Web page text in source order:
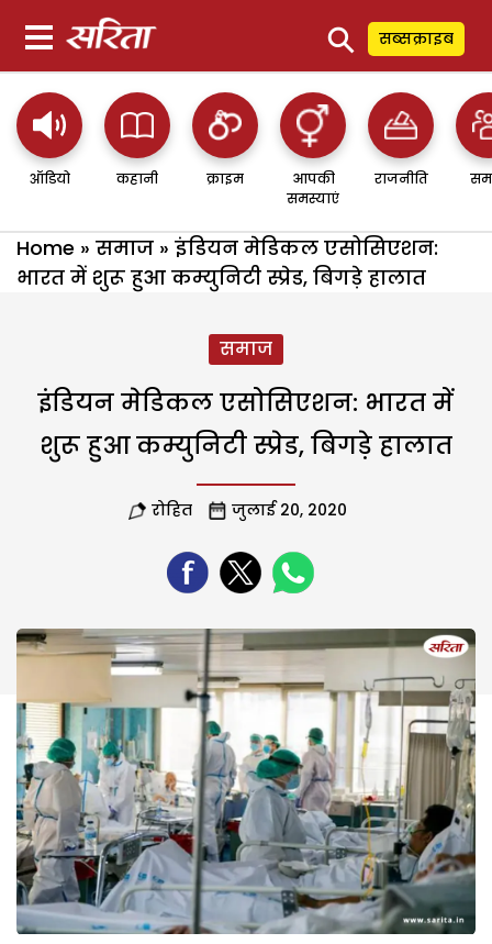
⚲ सब्सक्राइब
ऑडियो कहानी क्राइम
आपकी
समस्याएं
राजनीति
Home » समाज » इंडियन मेडिकल एसोसिएशन:
भारत में शुरू हुआ कम्युनिटी स्प्रेड, बिगड़े हालात
समाज
इंडियन मेडिकल एसोसिएशन: भारत में
शुरू हुआ कम्युनिटी स्प्रेड, बिगड़े हालात
रोहित जुलाई 20, 2020